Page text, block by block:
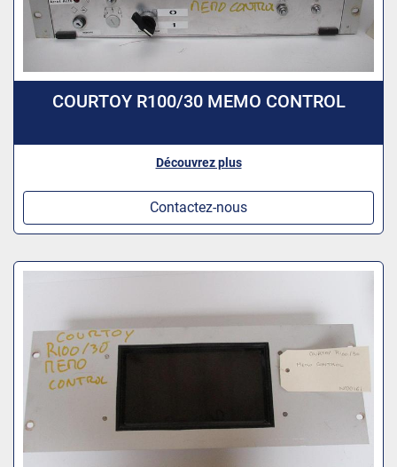
COURTOY R100/30 MEMO CONTROL
Découvrez plus
Contactez-nous